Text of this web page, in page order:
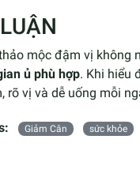
mộc đậm vị không
ủ phù hợp. Khi hiểu
rõ vị và dễ uống mỗi
Giảm Cân sức khỏe